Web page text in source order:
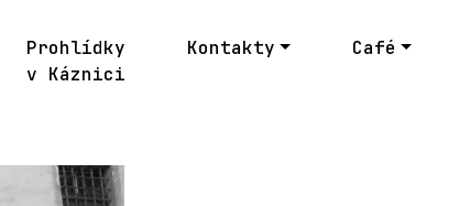
Prohlídky
v Káznici
Kontakty Café